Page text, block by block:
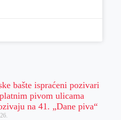
bašte ispraćeni pozivari
pivom ulicama
na 41. „Dane piva“